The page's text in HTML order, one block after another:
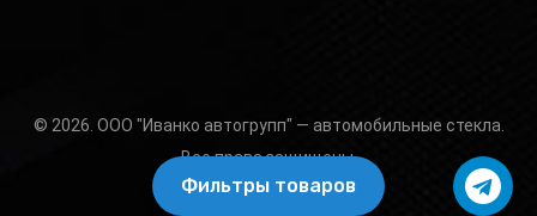
Подбор товара
Фильтры товаров
© 2026. ООО "Иванко автогрупп" — автомобильные стекла.
Все права защищены.